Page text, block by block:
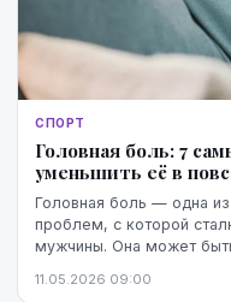
СПОРТ
Головная боль: 7
уменьшить её в
Головная боль — одна
проблем, с которой
мужчины. Она может
влия...
11.05.2026 09:00